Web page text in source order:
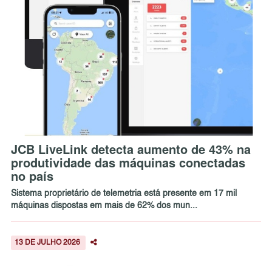
JCB LiveLink detecta aumento de 43% na
produtividade das máquinas conectadas
no país
Sistema proprietário de telemetria está presente em 17 mil
máquinas dispostas em mais de 62% dos mun...
13 DE JULHO 2026